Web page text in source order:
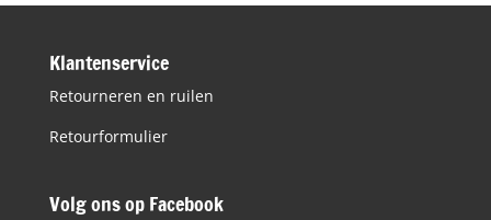
Klantenservice
Retourneren en ruilen
Retourformulier
Volg ons op Facebook